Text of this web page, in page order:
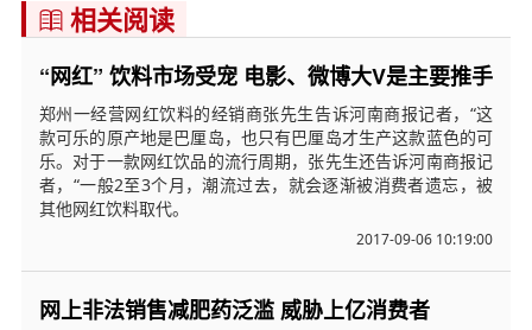
 相关阅读
“网红” 饮料市场受宠 电影、微博大V是主要推手
郑州一经营网红饮料的经销商张先生告诉河南商报记者，“这
款可乐的原产地是巴厘岛，也只有巴厘岛才生产这款蓝色的可
乐。对于一款网红饮品的流行周期，张先生还告诉河南商报记
者，“一般2至3个月，潮流过去，就会逐渐被消费者遗忘，被
其他网红饮料取代。
2017-09-06 10:19:00
网上非法销售减肥药泛滥 威胁上亿消费者